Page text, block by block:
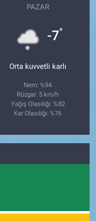
PAZAR
-7°
Orta kuvvetli karlı
Nem: %94
Rüzgar: 5 km/h
Yağış Olasılığı: %82
Kar Olasılığı: %76